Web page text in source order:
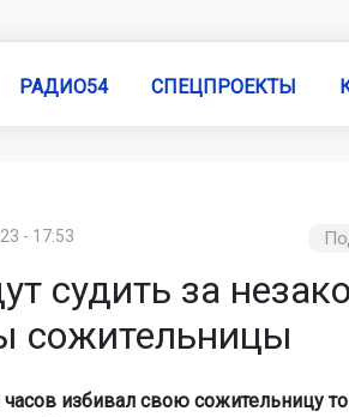
РАДИО54 СПЕЦПРОЕКТЫ
- 17:53
судить за
сожительницы
избивал свою сожительницу